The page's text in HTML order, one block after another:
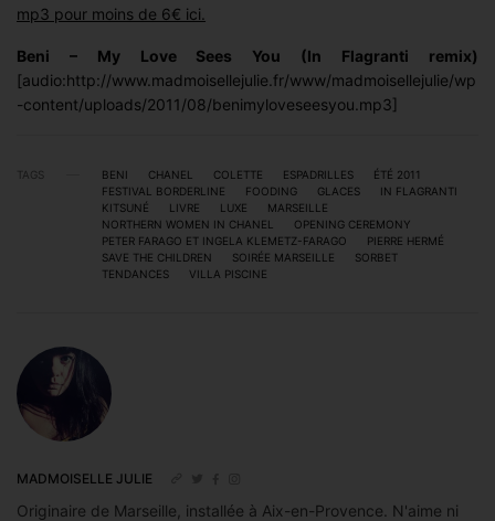
mp3 pour moins de 6€ ici.
Beni – My Love Sees You (In Flagranti remix)
[audio:http://www.madmoisellejulie.fr/www/madmoisellejulie/wp
-content/uploads/2011/08/benimyloveseesyou.mp3]
TAGS BENI CHANEL COLETTE ESPADRILLES
ÉTÉ 2011
FESTIVAL BORDERLINE
FOODING GLACES
IN FLAGRANTI
KITSUNÉ
LIVRE LUXE
MARSEILLE
NORTHERN WOMEN IN CHANEL
OPENING CEREMONY
PETER FARAGO ET INGELA KLEMETZ-FARAGO
PIERRE HERMÉ
SAVE THE CHILDREN
SOIRÉE MARSEILLE
SORBET
TENDANCES
VILLA PISCINE
MADMOISELLE JULIE
Originaire de Marseille, installée à Aix-en-Provence. N'aime ni